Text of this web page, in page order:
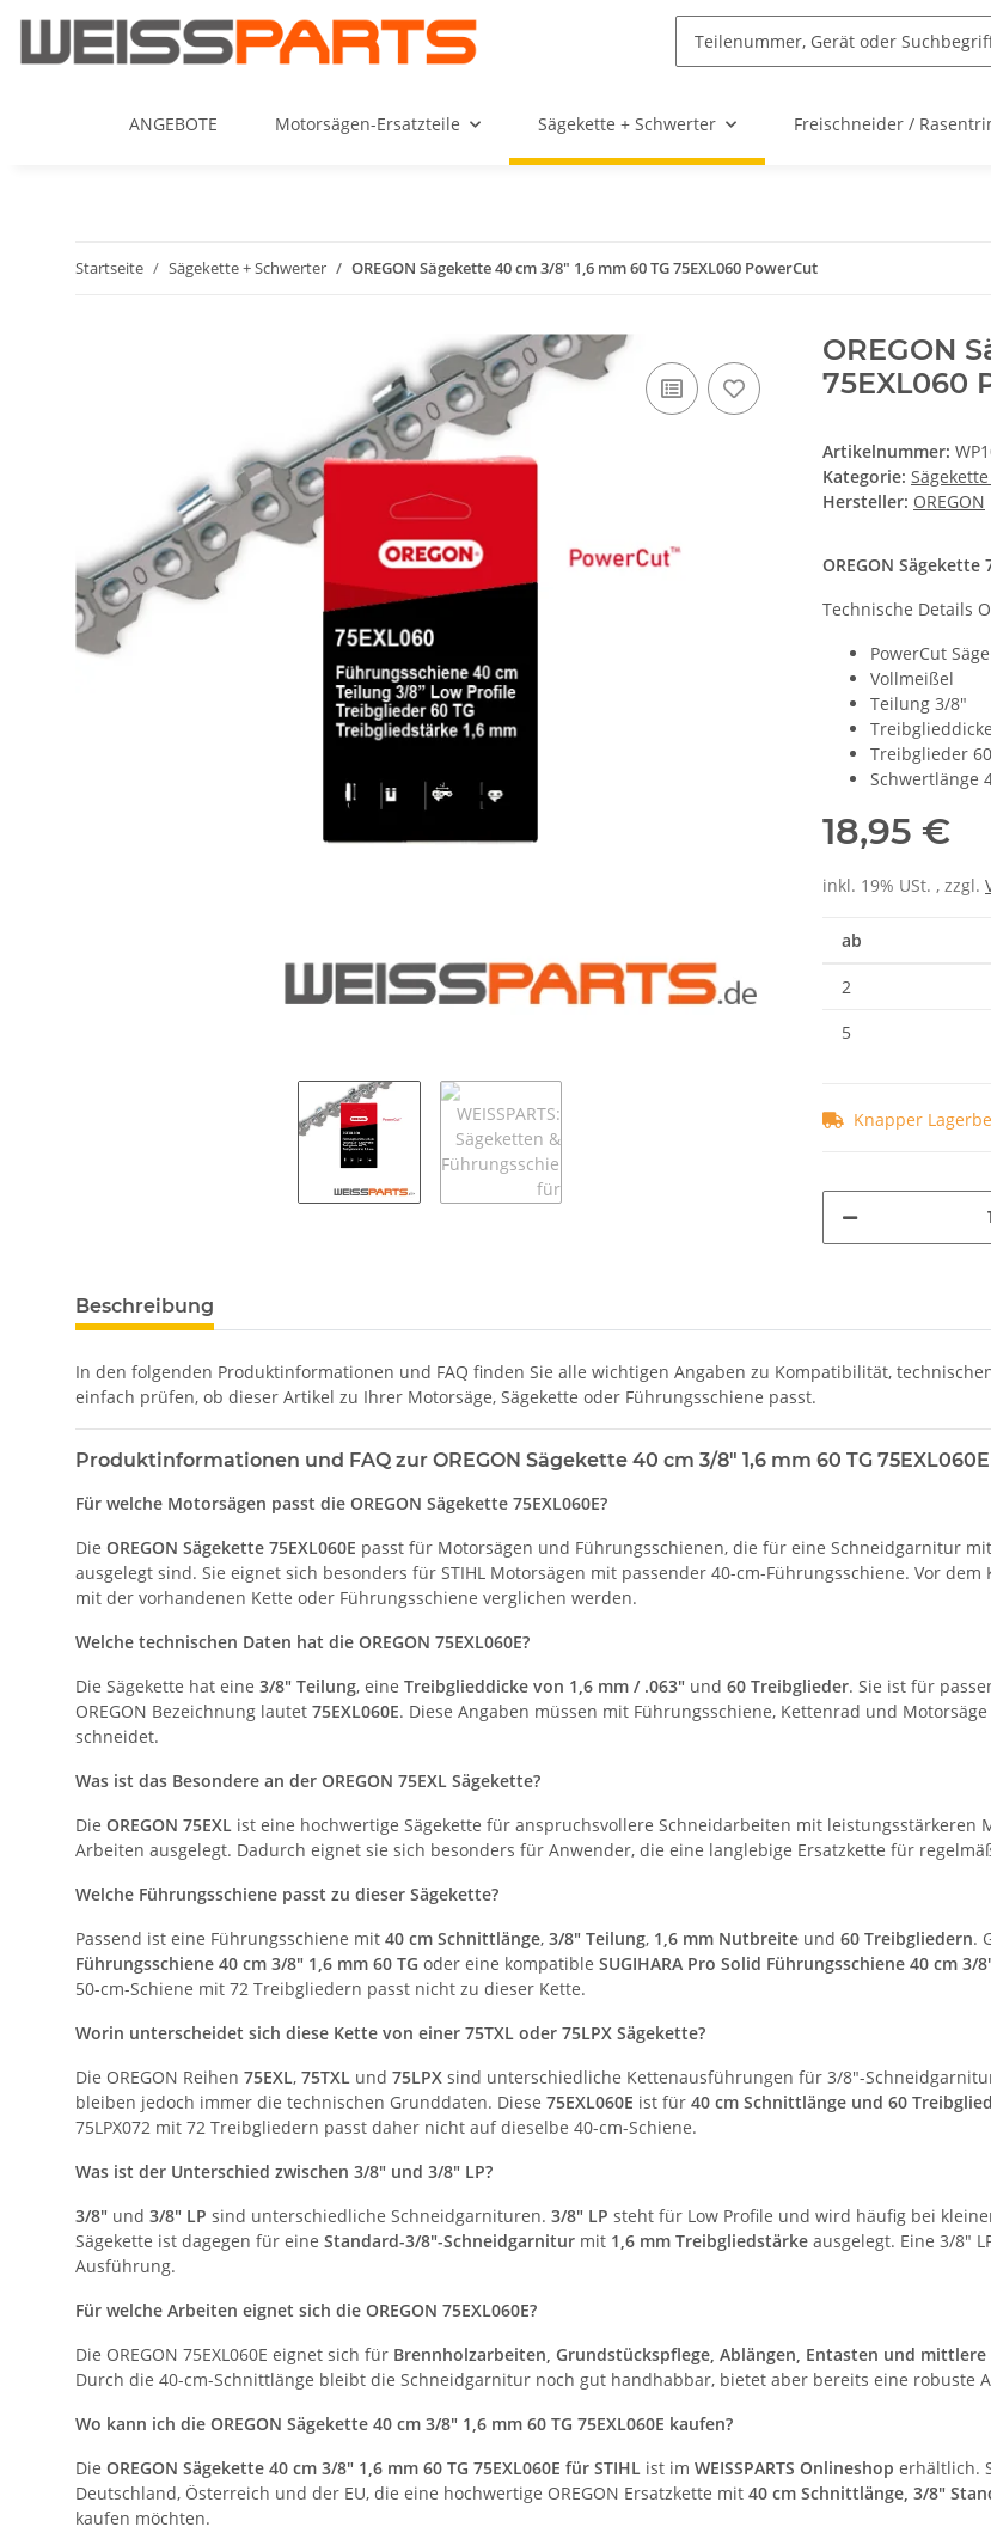
ANGEBOTE Motorsägen-Ersatzteile Sägekette + Schwerter Freischneider /
Startseite Sägekette + Schwerter OREGON Sägekette 40 cm 3/8" 1,6 mm 60 TG 75EXL060 PowerCut
OREGON
75EXL060
Artikelnummer:
Kategorie:
Hersteller: OREGON
OREGON
Technische Details
PowerCut
Vollmeißel
Teilung 3/8"
Treibglieder
Schwertlänge
18,95 €
inkl. 19% USt. , zzgl.
ab
2
5
Knapper
Beschreibung
In den folgenden Produktinformationen und FAQ finden Sie alle wichtigen Angaben zu Kompatibilität,
einfach prüfen, ob dieser Artikel zu Ihrer Motorsäge, Sägekette oder Führungsschiene passt.
Produktinformationen und FAQ zur OREGON Sägekette 40 cm 3/8" 1,6 mm 60 TG
Für welche Motorsägen passt die OREGON Sägekette 75EXL060E?
Die OREGON Sägekette 75EXL060E passt für Motorsägen und Führungsschienen, die für eine Schneidgarnitur mit
ausgelegt sind. Sie eignet sich besonders für STIHL Motorsägen mit passender 40-cm-Führungsschiene. Vor
mit der vorhandenen Kette oder Führungsschiene verglichen werden.
Welche technischen Daten hat die OREGON 75EXL060E?
Die Sägekette hat eine 3/8" Teilung, eine Treibglieddicke von 1,6 mm / .063" und 60 Treibglieder. Sie ist für
OREGON Bezeichnung lautet 75EXL060E. Diese Angaben müssen mit Führungsschiene, Kettenrad und
schneidet.
Was ist das Besondere an der OREGON 75EXL Sägekette?
Die OREGON 75EXL ist eine hochwertige Sägekette für anspruchsvollere Schneidarbeiten mit
Arbeiten ausgelegt. Dadurch eignet sie sich besonders für Anwender, die eine langlebige Ersatzkette für
Welche Führungsschiene passt zu dieser Sägekette?
Passend ist eine Führungsschiene mit 40 cm Schnittlänge, 3/8" Teilung, 1,6 mm Nutbreite und 60 Treibgliedern.
Führungsschiene 40 cm 3/8" 1,6 mm 60 TG oder eine kompatible SUGIHARA Pro Solid Führungsschiene 40 cm 3/
50-cm-Schiene mit 72 Treibgliedern passt nicht zu dieser Kette.
Worin unterscheidet sich diese Kette von einer 75TXL oder 75LPX Sägekette?
Die OREGON Reihen 75EXL, 75TXL und 75LPX sind unterschiedliche Kettenausführungen für 3/8"-
bleiben jedoch immer die technischen Grunddaten. Diese 75EXL060E ist für 40 cm Schnittlänge und 60
75LPX072 mit 72 Treibgliedern passt daher nicht auf dieselbe 40-cm-Schiene.
Was ist der Unterschied zwischen 3/8" und 3/8" LP?
3/8" und 3/8" LP sind unterschiedliche Schneidgarnituren. 3/8" LP steht für Low Profile und wird häufig bei
Sägekette ist dagegen für eine Standard-3/8"-Schneidgarnitur mit 1,6 mm Treibgliedstärke ausgelegt. Eine 3/8"
Ausführung.
Für welche Arbeiten eignet sich die OREGON 75EXL060E?
Die OREGON 75EXL060E eignet sich für Brennholzarbeiten, Grundstückspflege, Ablängen, Entasten und
Durch die 40-cm-Schnittlänge bleibt die Schneidgarnitur noch gut handhabbar, bietet aber bereits eine robuste
Wo kann ich die OREGON Sägekette 40 cm 3/8" 1,6 mm 60 TG 75EXL060E kaufen?
Die OREGON Sägekette 40 cm 3/8" 1,6 mm 60 TG 75EXL060E für STIHL ist im WEISSPARTS Onlineshop erhältlich.
Deutschland, Österreich und der EU, die eine hochwertige OREGON Ersatzkette mit 40 cm Schnittlänge, 3/8"
kaufen möchten.